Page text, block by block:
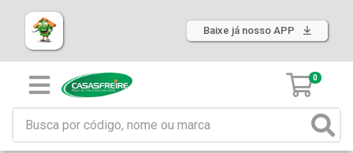
Baixe já nosso APP
0